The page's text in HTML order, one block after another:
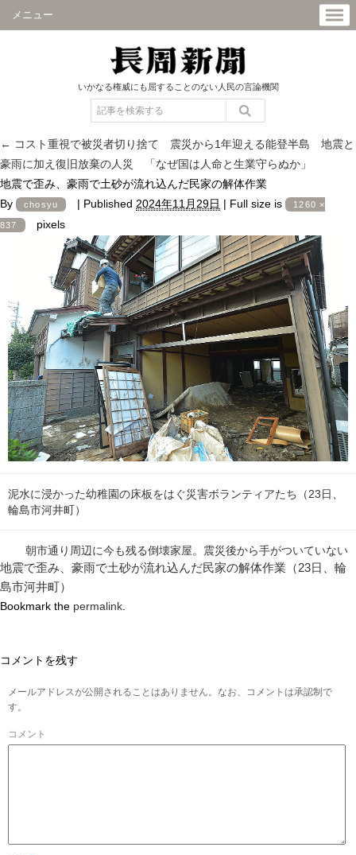
メニュー
いかなる権威にも屈することのない人民の言論機関
← コスト重視で被災者切り捨て 震災から1年迎える能登半島 地震と
豪雨に加え復旧放棄の人災 「なぜ国は人命と生業守らぬか」
地震で歪み、豪雨で土砂が流れ込んだ民家の解体作業
By
chosyu | Published 2024年11月29日 | Full size is 1260 ×
837 pixels
泥水に浸かった幼稚園の床板をはぐ災害ボランティアたち（23日、
輪島市河井町）
朝市通り周辺に今も残る倒壊家屋。震災後から手がついていない
地震で歪み、豪雨で土砂が流れ込んだ民家の解体作業（23日、輪
島市河井町）
Bookmark the permalink
コメントを残す
メールアドレスが公開されることはありません。なお、コメントは承認制で
す。
コメント